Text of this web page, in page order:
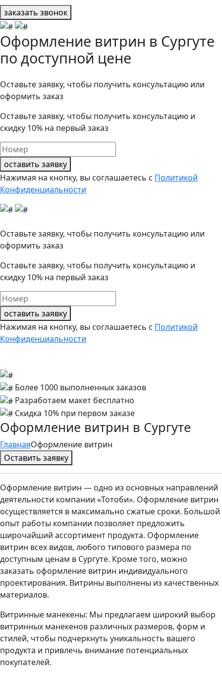
заказать звонок
Оформление витрин в Сургуте
по доступной цене
Оставьте заявку, чтобы получить консультацию или
оформить заказ
Оставьте заявку, чтобы получить консультацию и
скидку 10% на первый заказ
оставить заявку
Нажимая на кнопку, вы соглашаетесь с Политикой
Конфиденциальности
Оставьте заявку, чтобы получить консультацию или
оформить заказ
Оставьте заявку, чтобы получить консультацию и
скидку 10% на первый заказ
оставить заявку
Нажимая на кнопку, вы соглашаетесь с Политикой
Конфиденциальности
Более 1000 выполненных заказов
Разработаем макет бесплатно
Скидка 10% при первом заказе
Оформление витрин в Сургуте
ГлавнаяОформление витрин
Оставить заявку
Оформление витрин — одно из основных направлений
деятельности компании «Тотоби». Оформление витрин
осуществляется в максимально сжатые сроки. Большой
опыт работы компании позволяет предложить
широчайший ассортимент продукта. Оформление
витрин всех видов, любого типового размера по
доступным ценам в Сургуте. Кроме того, можно
заказать оформление витрин индивидуального
проектирования. Витрины выполнены из качественных
материалов.
Витринные манекены: Мы предлагаем широкий выбор
витринных манекенов различных размеров, форм и
стилей, чтобы подчеркнуть уникальность вашего
продукта и привлечь внимание потенциальных
покупателей.